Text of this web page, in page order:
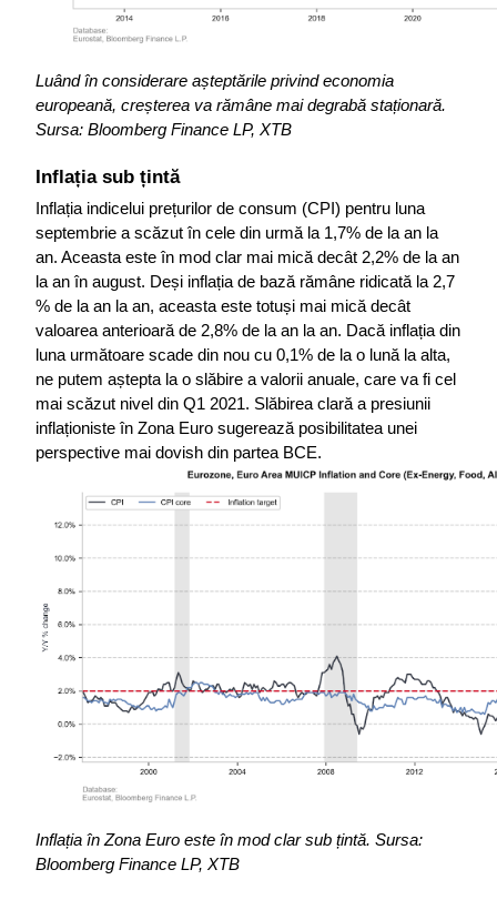
Luând în considerare așteptările privind economia
europeană, creșterea va rămâne mai degrabă staționară.
Sursa: Bloomberg Finance LP, XTB
Inflația sub țintă
Inflația indicelui prețurilor de consum (CPI) pentru luna
septembrie a scăzut în cele din urmă la 1,7% de la an la
an. Aceasta este în mod clar mai mică decât 2,2% de la an
la an în august. Deși inflația de bază rămâne ridicată la 2,7
% de la an la an, aceasta este totuși mai mică decât
valoarea anterioară de 2,8% de la an la an. Dacă inflația din
luna următoare scade din nou cu 0,1% de la o lună la alta,
ne putem aștepta la o slăbire a valorii anuale, care va fi cel
mai scăzut nivel din Q1 2021. Slăbirea clară a presiunii
inflaționiste în Zona Euro sugerează posibilitatea unei
perspective mai dovish din partea BCE.
Inflația în Zona Euro este în mod clar sub țintă. Sursa:
Bloomberg Finance LP, XTB